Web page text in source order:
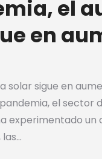
el
en
solar sigue en
el sector
experimentado